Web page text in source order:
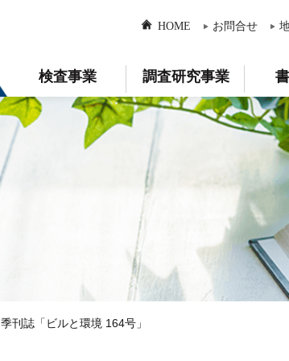
HOME お問合せ
検査事業 調査研究事業
季刊誌「ビルと環境 164号」